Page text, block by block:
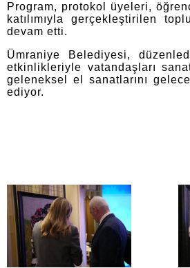
Program, protokol üyeleri,
katılımıyla gerçekleştirilen
devam etti.
Ümraniye Belediyesi,
etkinlikleriyle vatandaşları
geleneksel el sanatlarını
ediyor.